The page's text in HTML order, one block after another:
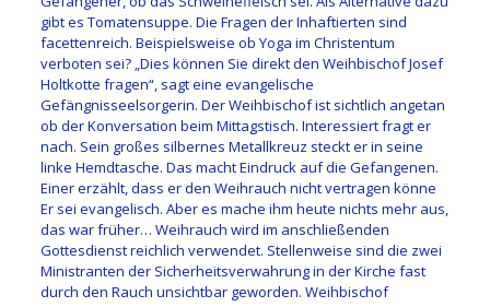
gibt es Tomatensuppe. Die Fragen der Inhaftierten sind
facettenreich. Beispielsweise ob Yoga im Christentum
verboten sei? „Dies können Sie direkt den Weihbischof Josef
Holtkotte fragen“, sagt eine evangelische
Gefängnisseelsorgerin. Der Weihbischof ist sichtlich angetan
ob der Konversation beim Mittagstisch. Interessiert fragt er
nach. Sein großes silbernes Metallkreuz steckt er in seine
linke Hemdtasche. Das macht Eindruck auf die Gefangenen.
Einer erzählt, dass er den Weihrauch nicht vertragen könne
Er sei evangelisch. Aber es mache ihm heute nichts mehr aus,
das war früher… Weihrauch wird im anschließenden
Gottesdienst reichlich verwendet. Stellenweise sind die zwei
Ministranten der Sicherheitsverwahrung in der Kirche fast
durch den Rauch unsichtbar geworden. Weihbischof